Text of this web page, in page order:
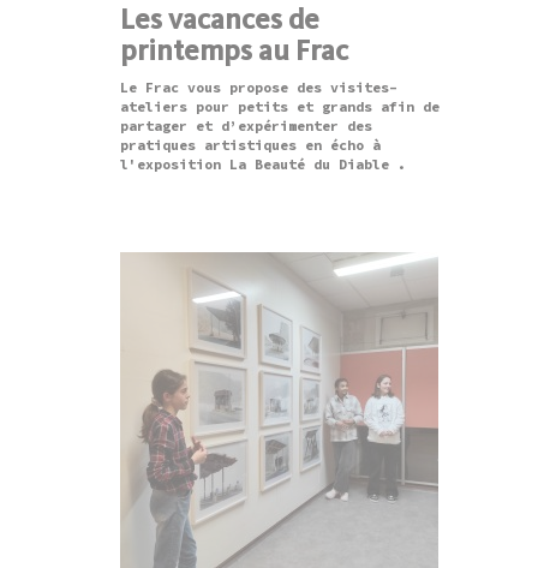
Les vacances de
printemps au Frac
Le Frac vous propose des visites-
ateliers pour petits et grands afin de
partager et d’expérimenter des
pratiques artistiques en écho à
l'exposition La Beauté du Diable .